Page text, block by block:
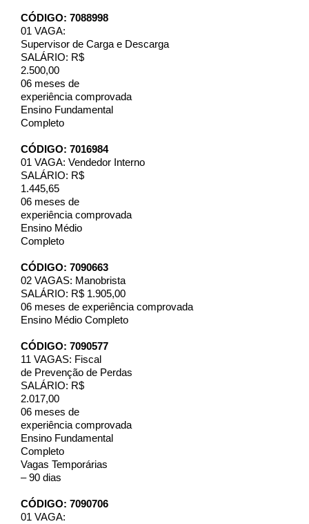
CÓDIGO: 7088998
01 VAGA:
Supervisor de Carga e Descarga
SALÁRIO: R$
2.500,00
06 meses de
experiência comprovada
Ensino Fundamental
Completo
CÓDIGO: 7016984
01 VAGA: Vendedor Interno
SALÁRIO: R$
1.445,65
06 meses de
experiência comprovada
Ensino Médio
Completo
CÓDIGO: 7090663
02 VAGAS: Manobrista
SALÁRIO: R$ 1.905,00
06 meses de experiência comprovada
Ensino Médio Completo
CÓDIGO: 7090577
11 VAGAS: Fiscal
de Prevenção de Perdas
SALÁRIO: R$
2.017,00
06 meses de
experiência comprovada
Ensino Fundamental
Completo
Vagas Temporárias
– 90 dias
CÓDIGO: 7090706
01 VAGA: